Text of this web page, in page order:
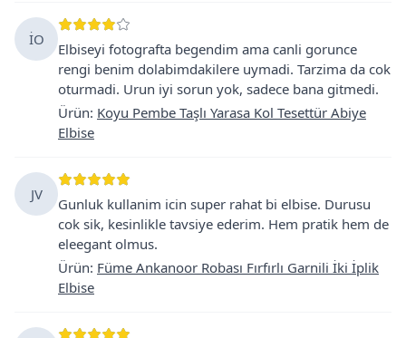
İO
Elbiseyi fotografta begendim ama canli gorunce
rengi benim dolabimdakilere uymadi. Tarzima da cok
oturmadi. Urun iyi sorun yok, sadece bana gitmedi.
Ürün: Koyu Pembe Taşlı Yarasa Kol Tesettür Abiye
Elbise
JV
Gunluk kullanim icin super rahat bi elbise. Durusu
cok sik, kesinlikle tavsiye ederim. Hem pratik hem de
eleegant olmus.
Ürün: Füme Ankanoor Robası Fırfırlı Garnili İki İplik
Elbise